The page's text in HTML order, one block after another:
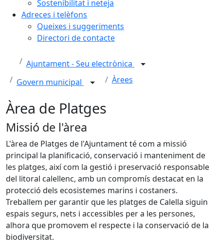
Sostenibilitat i neteja
Adreces i telèfons
Queixes i suggeriments
Directori de contacte
Ajuntament - Seu electrònica
Govern municipal
Àrees
Àrea de Platges
Missió de l'àrea
L'àrea de Platges de l'Ajuntament té com a missió
principal la planificació, conservació i manteniment de
les platges, així com la gestió i preservació responsable
del litoral calellenc, amb un compromís destacat en la
protecció dels ecosistemes marins i costaners.
Treballem per garantir que les platges de Calella siguin
espais segurs, nets i accessibles per a les persones,
alhora que promovem el respecte i la conservació de la
biodiversitat.